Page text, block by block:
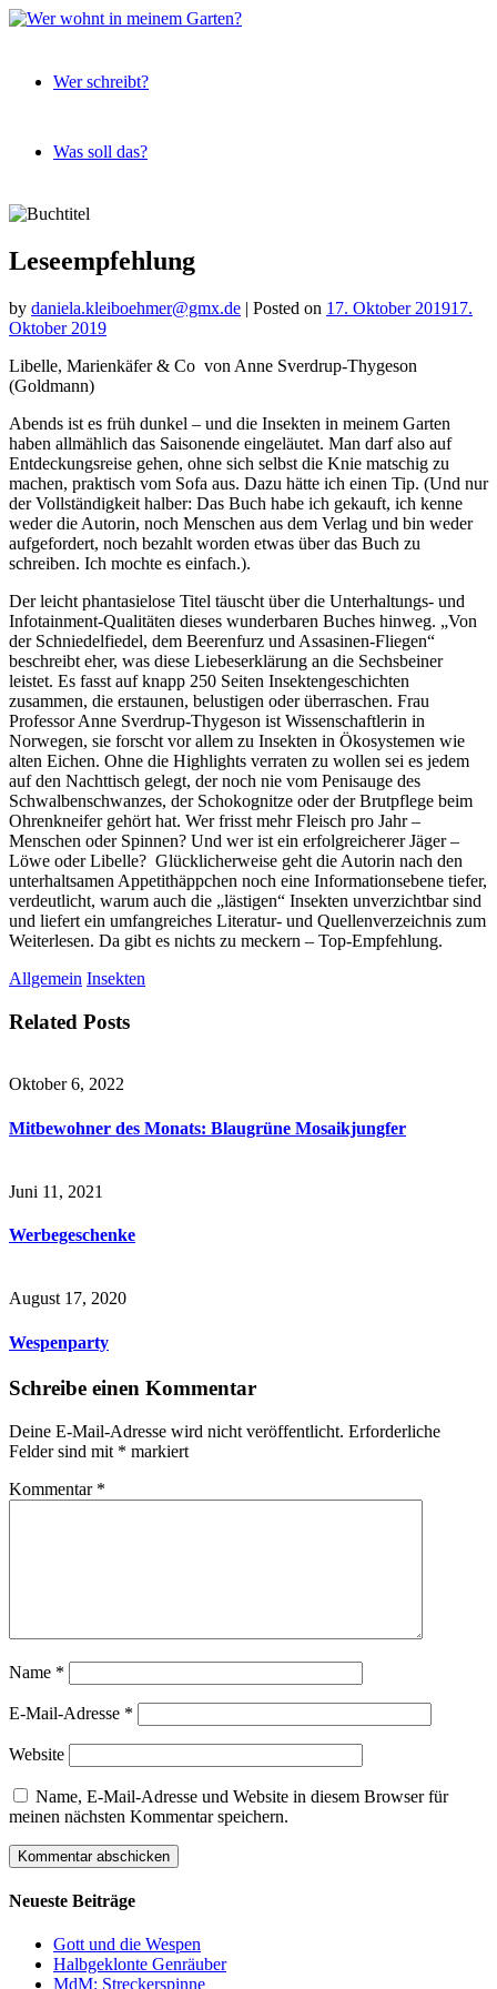
wohnt
meinem
vor der
Terrassentür
Wer schreibt?
Was soll das?
Skip
content
Leseempfehlung
by daniela.kleiboehmer@gmx.de | Posted on 17. Oktober 201917.
Oktober 2019
Libelle, Marienkäfer & Co von Anne Sverdrup-Thygeson
(Goldmann)
Abends ist es früh dunkel – und die Insekten in meinem Garten
haben allmählich das Saisonende eingeläutet. Man darf also auf
Entdeckungsreise gehen, ohne sich selbst die Knie matschig zu
machen, praktisch vom Sofa aus. Dazu hätte ich einen Tip. (Und nur
der Vollständigkeit halber: Das Buch habe ich gekauft, ich kenne
weder die Autorin, noch Menschen aus dem Verlag und bin weder
aufgefordert, noch bezahlt worden etwas über das Buch zu
schreiben. Ich mochte es einfach.).
Der leicht phantasielose Titel täuscht über die Unterhaltungs- und
Infotainment-Qualitäten dieses wunderbaren Buches hinweg. „Von
der Schniedelfiedel, dem Beerenfurz und Assasinen-Fliegen“
beschreibt eher, was diese Liebeserklärung an die Sechsbeiner
leistet. Es fasst auf knapp 250 Seiten Insektengeschichten
zusammen, die erstaunen, belustigen oder überraschen. Frau
Professor Anne Sverdrup-Thygeson ist Wissenschaftlerin in
Norwegen, sie forscht vor allem zu Insekten in Ökosystemen wie
alten Eichen. Ohne die Highlights verraten zu wollen sei es jedem
auf den Nachttisch gelegt, der noch nie vom Penisauge des
Schwalbenschwanzes, der Schokognitze oder der Brutpflege beim
Ohrenkneifer gehört hat. Wer frisst mehr Fleisch pro Jahr –
Menschen oder Spinnen? Und wer ist ein erfolgreicherer Jäger –
Löwe oder Libelle? Glücklicherweise geht die Autorin nach den
unterhaltsamen Appetithäppchen noch eine Informationsebene tiefer,
verdeutlicht, warum auch die „lästigen“ Insekten unverzichtbar sind
und liefert ein umfangreiches Literatur- und Quellenverzeichnis zum
Weiterlesen. Da gibt es nichts zu meckern – Top-Empfehlung.
Allgemein Insekten
Related Posts
Oktober 6, 2022
Mitbewohner des Monats: Blaugrüne Mosaikjungfer
Juni 11, 2021
Werbegeschenke
August 17, 2020
Wespenparty
Schreibe einen Kommentar
Deine E-Mail-Adresse wird nicht veröffentlicht. Erforderliche
Felder sind mit * markiert
Kommentar *
Name *
E-Mail-Adresse *
Website
Name, E-Mail-Adresse und Website in diesem Browser für
meinen nächsten Kommentar speichern.
Neueste Beiträge
Gott und die Wespen
Halbgeklonte Genräuber
MdM: Streckerspinne